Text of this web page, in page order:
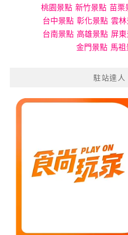
桃園景點 新竹景點 苗栗
台中景點 彰化景點 雲
台南景點 高雄景點 屏
金門景點 馬
駐站達人